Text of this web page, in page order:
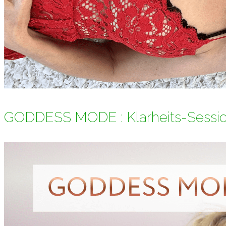
GODDESS MODE : Klarheits-